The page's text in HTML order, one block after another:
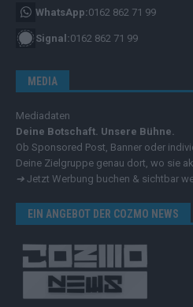
WhatsApp:0162 862 71 99
Signal:0162 862 71 99
MEDIA
Mediadaten
Deine Botschaft. Unsere Bühne.
Ob Sponsored Post, Banner oder
Deine Zielgruppe genau dort, wo sie
➔ Jetzt Werbung buchen & sichtbar
EIN ANGEBOT DER COZMO NEWS